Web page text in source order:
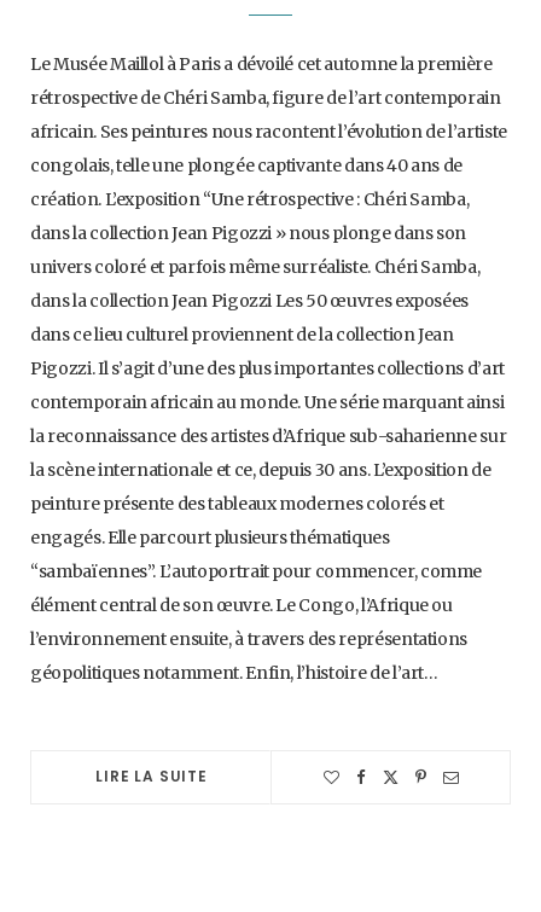
Le Musée Maillol à Paris a dévoilé cet automne la première
rétrospective de Chéri Samba, figure de l’art contemporain
africain. Ses peintures nous racontent l’évolution de l’artiste
congolais, telle une plongée captivante dans 40 ans de
création. L’exposition “Une rétrospective : Chéri Samba,
dans la collection Jean Pigozzi » nous plonge dans son
univers coloré et parfois même surréaliste. Chéri Samba,
dans la collection Jean Pigozzi Les 50 œuvres exposées
dans ce lieu culturel proviennent de la collection Jean
Pigozzi. Il s’agit d’une des plus importantes collections d’art
contemporain africain au monde. Une série marquant ainsi
la reconnaissance des artistes d’Afrique sub-saharienne sur
la scène internationale et ce, depuis 30 ans. L’exposition de
peinture présente des tableaux modernes colorés et
engagés. Elle parcourt plusieurs thématiques
“sambaïennes”. L’autoportrait pour commencer, comme
élément central de son œuvre. Le Congo, l’Afrique ou
l’environnement ensuite, à travers des représentations
géopolitiques notamment. Enfin, l’histoire de l’art…
LIRE LA SUITE